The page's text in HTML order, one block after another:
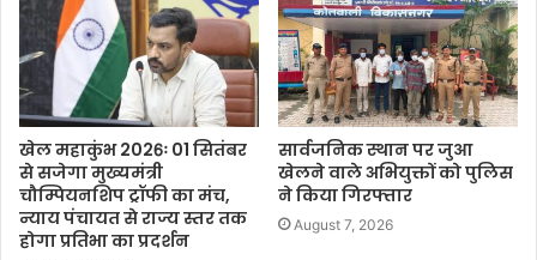
खेल महाकुंभ 2026ः 01 सितंबर
से सजेगा मुख्यमंत्री
चौम्पियनशिप ट्रॉफी का मंच,
न्याय पंचायत से राज्य स्तर तक
होगा प्रतिभा का प्रदर्शन
सार्वजनिक स्थान पर जुआ
खेलने वाले अभियुक्तों को पुलिस
ने किया गिरफ्तार
August 7, 2026